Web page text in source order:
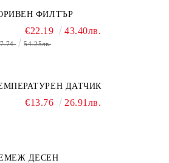
ФИЛТЪР
€22.19 43.40лв.
54.25лв.
ДАТЧИК
€13.76 26.91лв.
ДЕСЕН